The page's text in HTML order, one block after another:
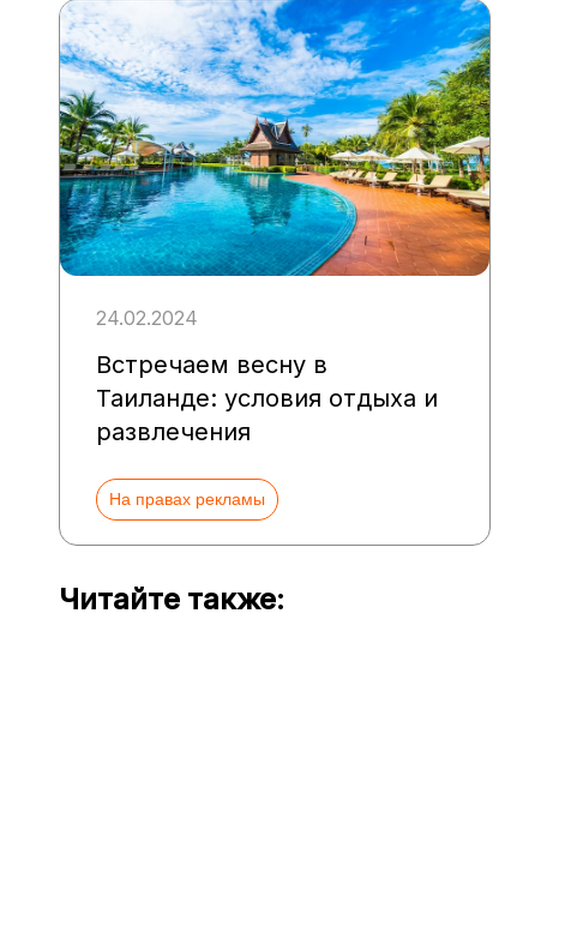
24.02.2024
Встречаем весну в
Таиланде: условия отдыха и
развлечения
На правах рекламы
Читайте также: